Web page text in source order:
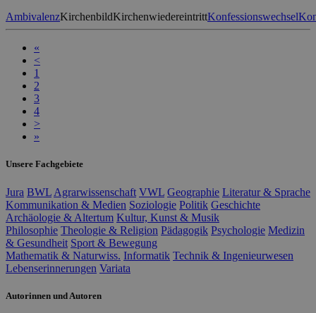
AmbivalenzKirchenbildKirchenwiedereintrittKonfessionswechsel
«
<
1
2
3
4
>
»
Unsere Fachgebiete
Jura BWL Agrarwissenschaft VWL Geographie Literatur & Sprache
Kommunikation & Medien Soziologie Politik Geschichte
Archäologie & Altertum Kultur, Kunst & Musik
Philosophie Theologie & Religion Pädagogik Psychologie Medizin
& Gesundheit Sport & Bewegung
Mathematik & Naturwiss. Informatik Technik & Ingenieurwesen
Lebenserinnerungen Variata
Autorinnen und Autoren